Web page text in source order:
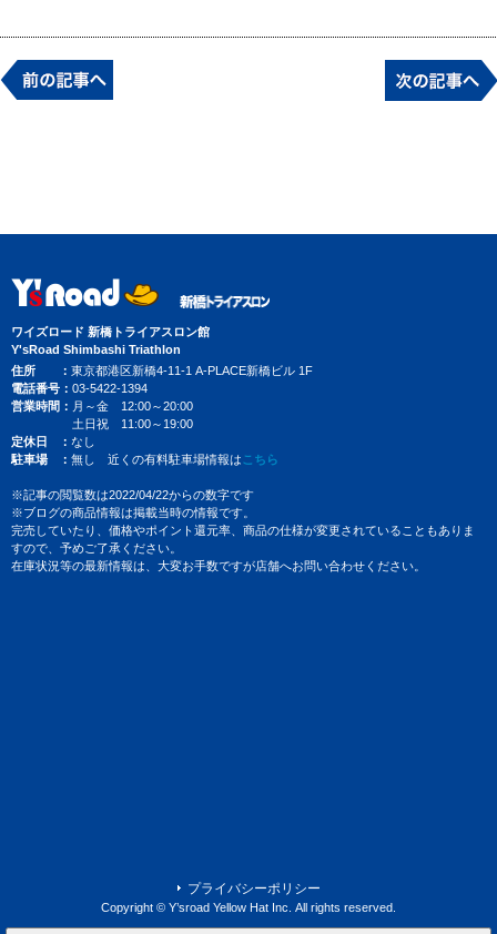
ワイズロード 新橋トライアスロン館
Y'sRoad Shimbashi Triathlon
住所
東京都港区新橋4-11-1 A-PLACE新橋ビル 1F
電話番号
03-5422-1394
営業時間
月～金 12:00～20:00
土日祝 11:00～19:00
定休日
なし
駐車場
無し 近くの有料駐車場情報は こちら
※記事の閲覧数は2022/04/22からの数字です
※ブログの商品情報は掲載当時の情報です。
完売していたり、価格やポイント還元率、商品の仕様が変更されていることもありま
すので、予めご了承ください。
在庫状況等の最新情報は、大変お手数ですが店舗へお問い合わせください。
プライバシーポリシー
Copyright © Y’sroad Yellow Hat Inc. All rights reserved.